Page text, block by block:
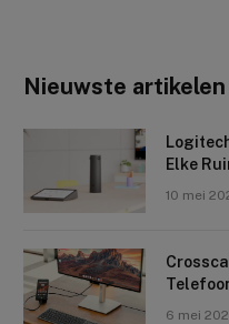
Nieuwste artikelen
Elke
10 mei
6 mei